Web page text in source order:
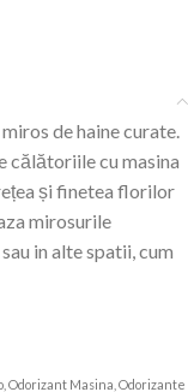
de haine curate.
călătoriile cu masina
și finetea florilor
mirosurile
in alte spatii, cum
Odorizant Masina, Odorizante